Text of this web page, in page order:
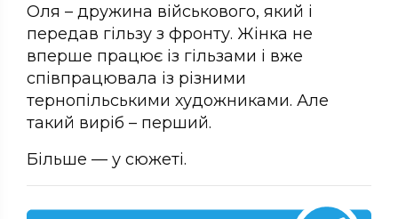
Оля – дружина військового, який і
передав гільзу з фронту. Жінка не
вперше працює із гільзами і вже
співпрацювала із різними
тернопільськими художниками. Але
такий виріб – перший.
Більше — у сюжеті.